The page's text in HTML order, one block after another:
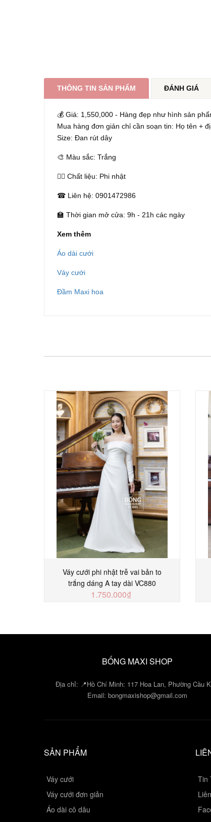
THÔNG TIN SẢN PHẨM ĐÁNH GIÁ
💰 Giá: 1,550,000 - Hàng đẹp như hình sản
Mua hàng đơn giản chỉ cần soạn tin: Họ tên +
Size: Đan rút dây
🎨 Màu sắc: Trắng
👰‍♀️ Chất liệu: Phi nhật
☎ Liên hệ: 0901472986
🏫 Thời gian mở cửa: 9h - 21h các ngày
Xem thêm
Áo dài cưới
Váy cưới
Đầm Maxi hoa
Váy cưới phi nhật trễ vai bản to
trắng dáng A tay dài VC880
1.750.000₫
BỐNG MAXI SHOP
Địa chỉ: 📍Hồ Chí Minh: 117 Hoa Lan, Phường Cầu
Email: bongmaxishop@gmail.com
SẢN PHẨM
Váy cưới
Váy cưới đơn giản
Áo dài cô dâu
Tin